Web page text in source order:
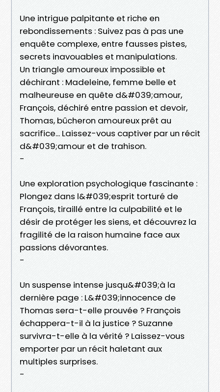
Une intrigue palpitante et riche en
rebondissements : Suivez pas à pas une
enquête complexe, entre fausses pistes,
secrets inavouables et manipulations.
Un triangle amoureux impossible et
déchirant : Madeleine, femme belle et
malheureuse en quête d&#039;amour,
François, déchiré entre passion et devoir,
Thomas, bûcheron amoureux prêt au
sacrifice... Laissez-vous captiver par un récit
d&#039;amour et de trahison.
-
Une exploration psychologique fascinante :
Plongez dans l&#039;esprit torturé de
François, tiraillé entre la culpabilité et le
désir de protéger les siens, et découvrez la
fragilité de la raison humaine face aux
passions dévorantes.
-
Un suspense intense jusqu&#039;à la
dernière page : L&#039;innocence de
Thomas sera-t-elle prouvée ? François
échappera-t-il à la justice ? Suzanne
survivra-t-elle à la vérité ? Laissez-vous
emporter par un récit haletant aux
multiples surprises.
-